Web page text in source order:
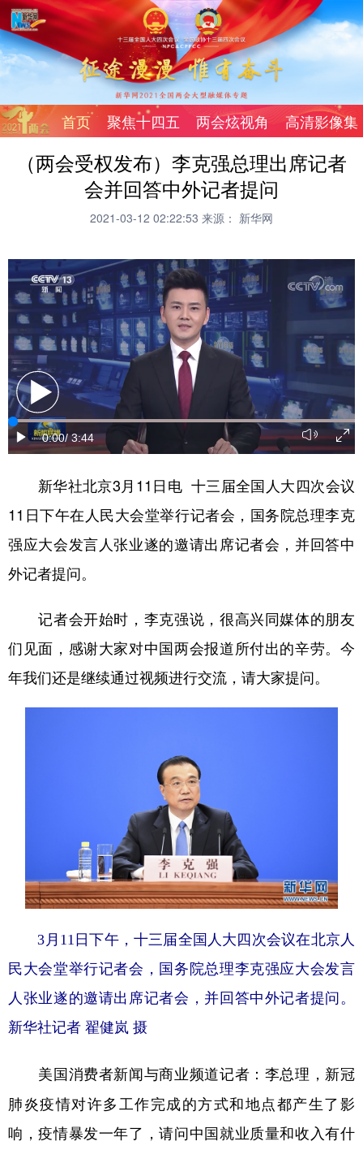
首页 聚焦十四五 两会炫视角 高清影像集
（两会受权发布）李克强总理出席记者
会并回答中外记者提问
2021-03-12 02:22:53 来源： 新华网
0:00/ 3:44
新华社北京3月11日电 十三届全国人大四次会议
11日下午在人民大会堂举行记者会，国务院总理李克
强应大会发言人张业遂的邀请出席记者会，并回答中
外记者提问。
记者会开始时，李克强说，很高兴同媒体的朋友
们见面，感谢大家对中国两会报道所付出的辛劳。今
年我们还是继续通过视频进行交流，请大家提问。
3月11日下午，十三届全国人大四次会议在北京人
民大会堂举行记者会，国务院总理李克强应大会发言
人张业遂的邀请出席记者会，并回答中外记者提问。
新华社记者 翟健岚 摄
美国消费者新闻与商业频道记者： 李总理，新冠
肺炎疫情对许多工作完成的方式和地点都产生了影
响，疫情暴发一年了，请问中国就业质量和收入有什